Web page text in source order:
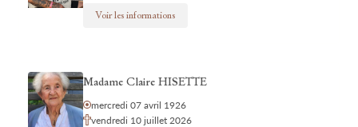
Voir les informations
Madame Claire HISETTE
mercredi 07 avril 1926
vendredi 10 juillet 2026